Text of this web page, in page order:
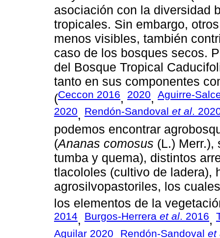
asociación con la diversidad
tropicales. Sin embargo,
menos visibles, también
caso de los bosques secos.
del Bosque Tropical
tanto en sus componentes
(Ceccon 2016, 2020, Aguirre-
2020, Rendón-Sandoval et al.
podemos encontrar
(Ananas comosus (L.) Merr.),
tumba y quema), distintos
tlacololes (cultivo de ladera),
agrosilvopastoriles, los
los elementos de la
2014, Burgos-Herrera et al. 2016,
Aguilar 2020
Rendón-Sandoval et